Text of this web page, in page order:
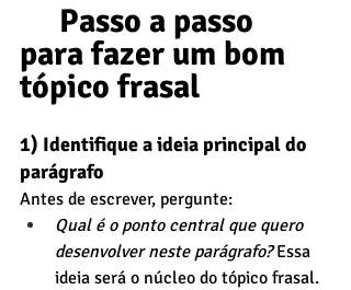
Passo a passo
para fazer um bom
tópico frasal
1) Identifique a ideia principal do
parágrafo
Antes de escrever, pergunte:
Qual é o ponto central que quero
desenvolver neste parágrafo? Essa
ideia será o núcleo do tópico frasal.